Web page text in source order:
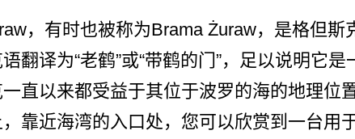
，有时也被称为Brama Żuraw，是格但
翻译为­“老鹤”或“带鹤的门”，足以说明它是
直以来都受益于其­位于波罗的海的地理位
靠近海湾的入口处，您可­以欣赏到一台用